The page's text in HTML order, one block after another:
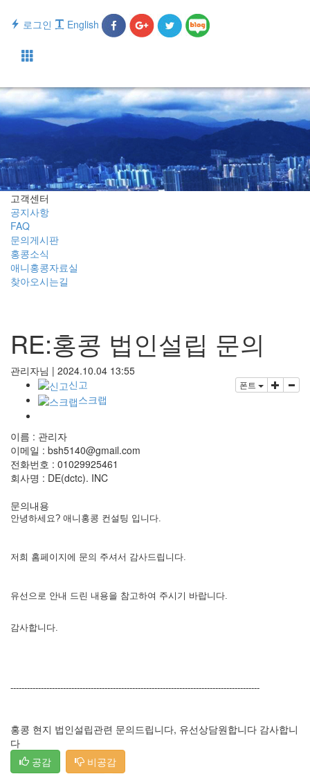
로그인 English
고객센터
공지사항
FAQ
문의게시판
홍콩소식
애니홍콩자료실
찾아오시는길
RE:홍콩 법인설립 문의
관리자님 | 2024.10.04 13:55
폰트
신고
스크랩
이름 : 관리자
이메일 : bsh5140@gmail.com
전화번호 : 01029925461
회사명 : DE(dctc). INC
문의내용
안녕하세요? 애니홍콩 컨설팅 입니다.
저희 홈페이지에 문의 주셔서 감사드립니다.
유선으로 안내 드린 내용을 참고하여 주시기 바랍니다.
감사합니다.
------------------------------------------------------------------------------------------
홍콩 현지 법인설립관련 문의드립니다, 유선상담원합니다 감사합니
다
공감
비공감